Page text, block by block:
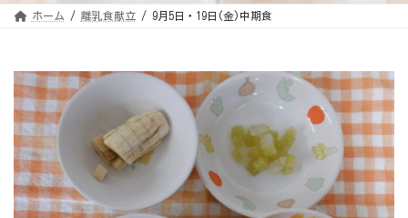
ホーム 離乳食献立 9月5日・19日(金)中期食